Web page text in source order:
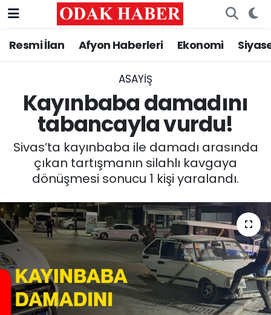
Resmi İlan Afyon Haberleri Ekonomi
ASAYİŞ
Kayınbaba damadını
tabancayla vurdu!
Sivas’ta kayınbaba ile damadı arasında
çıkan tartışmanın silahlı kavgaya
dönüşmesi sonucu 1 kişi yaralandı.
AFYONKARAHİSAR HABERLERİ
ASAYİŞ
SİYASET
EĞİTİM
MAGAZİN
SAĞLIK
SPOR
Afyonkarahisar Nöbetçi Eczaneler
Afyonkarahisar Hava Durumu
Afyonkarahisar Namaz Vakitleri
Afyonkarahisar Trafik Yoğunluk Haritası
Süper Lig Puan Durumu ve Fikstür
Tüm Manşetler
Son Dakika Haberleri
Haber Arşivi